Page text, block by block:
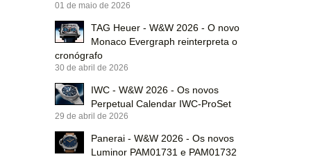
01 de maio de 2026
TAG Heuer - W&W 2026 - O novo
Monaco Evergraph reinterpreta o
cronógrafo
30 de abril de 2026
IWC - W&W 2026 - Os novos
Perpetual Calendar IWC-ProSet
29 de abril de 2026
Panerai - W&W 2026 - Os novos
Luminor PAM01731 e PAM01732